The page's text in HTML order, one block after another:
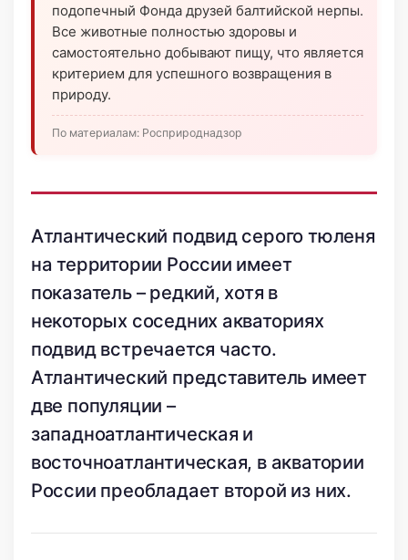
подопечный Фонда друзей балтийской нерпы.
Все животные полностью здоровы и
самостоятельно добывают пищу, что является
критерием для успешного возвращения в
природу.
По материалам: Росприроднадзор
Атлантический подвид серого тюленя
на территории России имеет
показатель – редкий, хотя в
некоторых соседних акваториях
подвид встречается часто.
Атлантический представитель имеет
две популяции –
западноатлантическая и
восточноатлантическая, в акватории
России преобладает второй из них.